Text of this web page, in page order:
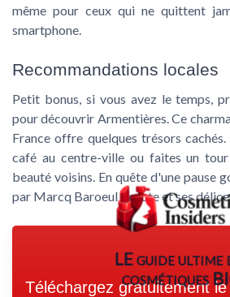
même pour ceux qui ne quittent
smartphone.
Recommandations locales
Petit bonus, si vous avez le temps,
pour découvrir Armentières. Ce
France offre quelques trésors
café au centre-ville ou faites un tour
beauté voisins. En quête d'une pause
par Marcq Baroeul beaute et ses
LE guide ultime
cosmétiques
Téléchargez gratuitement